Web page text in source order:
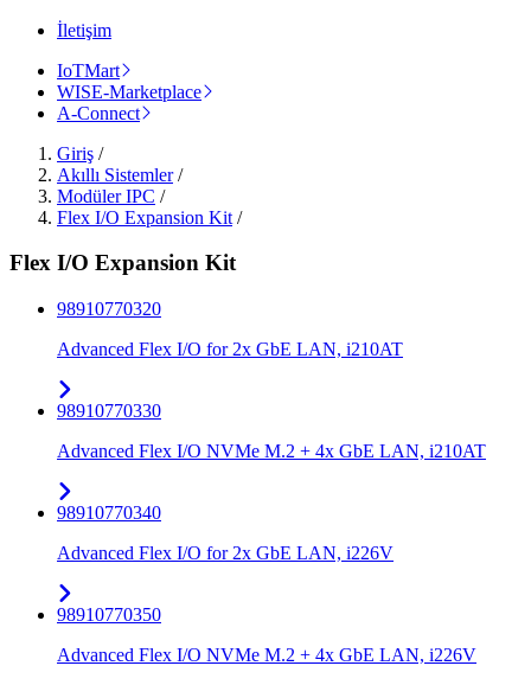
İletişim
IoTMart
WISE-Marketplace
A-Connect
Giriş /
Akıllı Sistemler/
Modüler IPC /
Flex I/O Expansion Kit /
Flex I/O Expansion Kit
98910770320
Advanced Flex I/O for 2x GbE LAN, i210AT
98910770330
Advanced Flex I/O NVMe M.2 + 4x GbE LAN, i210AT
98910770340
Advanced Flex I/O for 2x GbE LAN, i226V
98910770350
Advanced Flex I/O NVMe M.2 + 4x GbE LAN, i226V